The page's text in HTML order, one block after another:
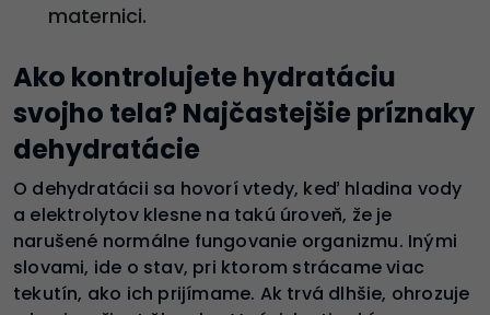
maternici.
Ako kontrolujete hydratáciu
svojho tela? Najčastejšie príznaky
dehydratácie
O dehydratácii sa hovorí vtedy, keď hladina vody
a elektrolytov klesne na takú úroveň, že je
narušené normálne fungovanie organizmu. Inými
slovami, ide o stav, pri ktorom strácame viac
tekutín, ako ich prijímame. Ak trvá dlhšie, ohrozuje